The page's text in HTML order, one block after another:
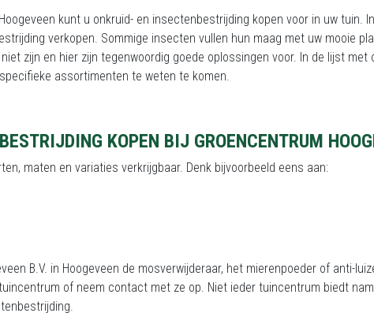
kunt u onkruid- en insectenbestrijding kopen voor in uw tuin.
verkopen. Sommige insecten vullen hun maag met uw mooie
zijn en hier zijn tegenwoordig goede oplossingen voor. In de lijst
assortimenten te weten te komen.
KOPEN BIJ GROENCENTRUM
maten en variaties verkrijgbaar. Denk bijvoorbeeld eens aan:
B.V. in Hoogeveen de mosverwijderaar, het mierenpoeder of anti-
of neem contact met ze op. Niet ieder tuincentrum biedt